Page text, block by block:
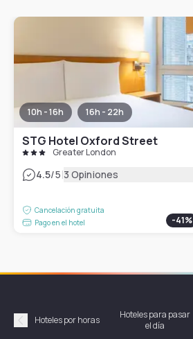
10h - 16h 16h - 22h
STG Hotel Oxford Street
Greater London
4.5/5|3 Opiniones
Cancelación gratuita
Pago en el hotel
-41%
Précédent
Hoteles por horas
Hoteles para pasar
el día